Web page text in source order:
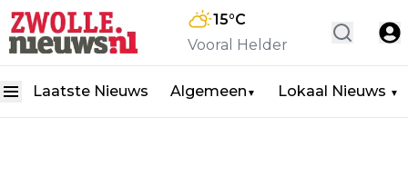
15°C
Vooral Helder
Laatste Nieuws Algemeen ▼ Lokaal Nieuws ▼